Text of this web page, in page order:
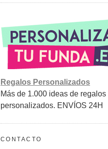
Regalos Personalizados
Más de 1.000 ideas de regalos
personalizados. ENVÍOS 24H
CONTACTO